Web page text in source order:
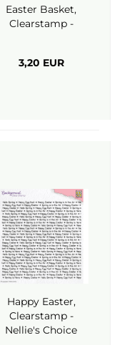
Easter Basket,
Clearstamp -
3,20 EUR
Happy Easter,
Clearstamp -
Nellie's Choice